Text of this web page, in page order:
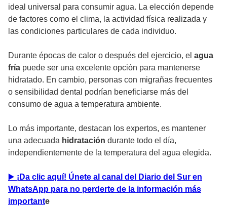
ideal universal para consumir agua. La elección depende
de factores como el clima, la actividad física realizada y
las condiciones particulares de cada individuo.
Durante épocas de calor o después del ejercicio, el agua
fría puede ser una excelente opción para mantenerse
hidratado. En cambio, personas con migrañas frecuentes
o sensibilidad dental podrían beneficiarse más del
consumo de agua a temperatura ambiente.
Lo más importante, destacan los expertos, es mantener
una adecuada hidratación durante todo el día,
independientemente de la temperatura del agua elegida.
▶ ️ ¡Da clic aquí! Únete al canal del Diario del Sur en
WhatsApp para no perderte de la información más
importante